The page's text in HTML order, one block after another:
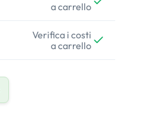
a carrello
Verifica i costi
a carrello